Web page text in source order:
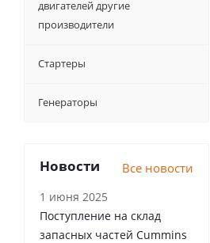
двигателей другие
производители
Стартеры
Генераторы
Новости Все новости
1 июня 2025
Поступление на склад
запасных частей Cummins